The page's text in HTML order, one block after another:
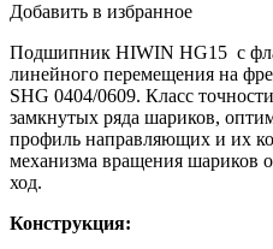
Добавить в избранное
Подшипник HIWIN HG15 c
линейного перемещения на
SHG 0404/0609. Класс
замкнутых ряда шариков,
профиль направляющих и их
механизма вращения шариков
ход.
Конструкция: